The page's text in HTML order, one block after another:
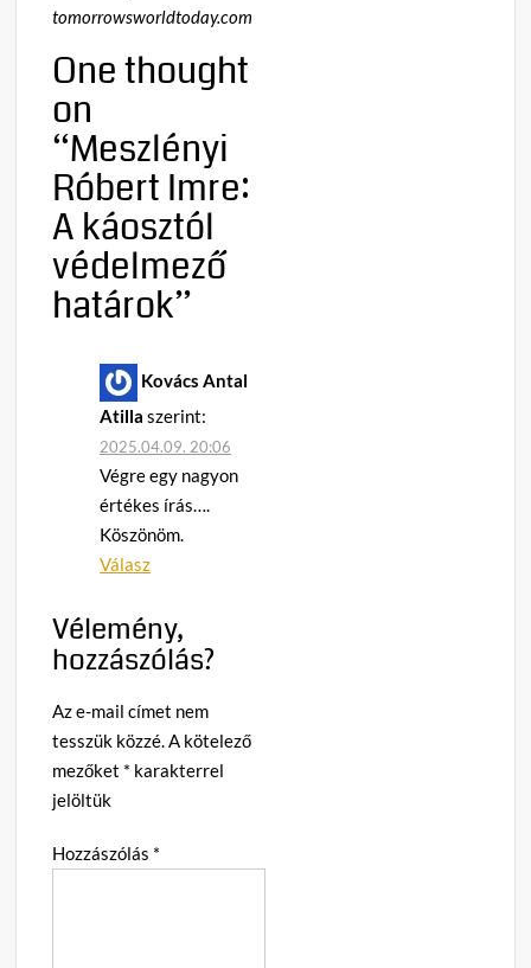
tomorrowsworldtoday.com
One thought
on
“Meszlényi
Róbert Imre:
A káosztól
védelmező
határok”
Kovács Antal
Atilla szerint:
2025.04.09. 20:06
Végre egy nagyon
értékes írás….
Köszönöm.
Válasz
Vélemény,
hozzászólás?
Az e-mail címet nem
tesszük közzé. A kötelező
mezőket * karakterrel
jelöltük
Hozzászólás *